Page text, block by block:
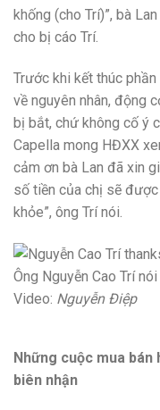
khống (cho Trí)”, bà
cho bị cáo Trí.
Trước khi kết thúc
về nguyên nhân, động
bị bắt, chứ không cố ý
Capella mong HĐXX
cảm ơn bà Lan đã xin
số tiền của chị sẽ
khỏe”, ông Trí nói.
Ông Nguyễn Cao Trí
Video: Nguyễn Điệp
Những cuộc mua
biên nhận